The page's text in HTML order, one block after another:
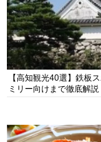
【高知観光40選】鉄板
ミリー向けまで徹底解説